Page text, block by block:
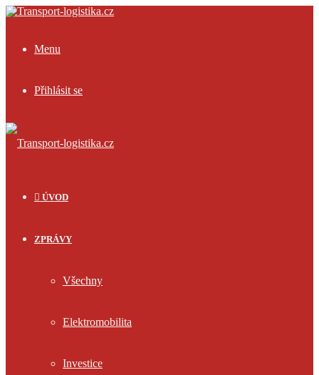
Menu
Přihlásit se
ÚVOD
ZPRÁVY
Všechny
Elektromobilita
Investice